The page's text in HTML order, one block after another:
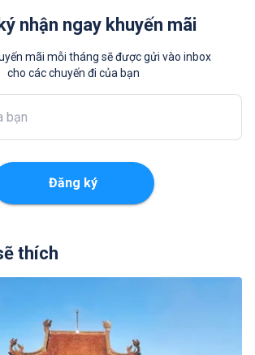
nhận ngay khuyến mãi
mãi mỗi tháng sẽ được gửi vào inbox
cho các chuyến đi của bạn
Đăng ký
thích